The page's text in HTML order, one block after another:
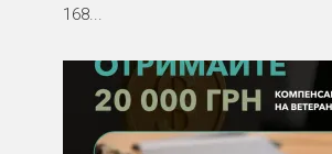
168...